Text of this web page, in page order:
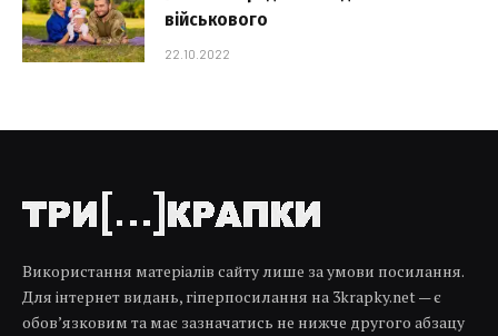
військового
22.10.2022
Використання матеріалів сайту лише за умови посилання.
Для інтернет видань, гіперпосилання на 3krapky.net — є
обов’язковим та має зазначатись не нижче другого абзацу